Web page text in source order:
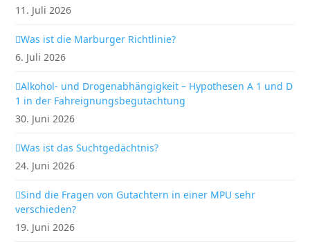
11. Juli 2026
Was ist die Marburger Richtlinie?
6. Juli 2026
Alkohol- und Drogenabhängigkeit – Hypothesen A 1 und D
1 in der Fahreignungsbegutachtung
30. Juni 2026
Was ist das Suchtgedächtnis?
24. Juni 2026
Sind die Fragen von Gutachtern in einer MPU sehr
verschieden?
19. Juni 2026